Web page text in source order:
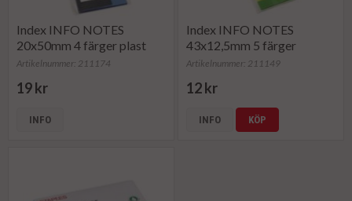
Index INFO NOTES
20x50mm 4 färger plast
Artikelnummer: 211174
19 kr
INFO
Index INFO NOTES
43x12,5mm 5 färger
Artikelnummer: 211149
12 kr
INFO KÖP